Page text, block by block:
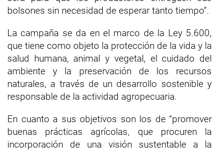
bolsones sin necesidad de esperar tanto tiempo”.
La campaña se da en el marco de la Ley 5.600,
que tiene como objeto la protección de la vida y la
salud humana, animal y vegetal, el cuidado del
ambiente y la preservación de los recursos
naturales, a través de un desarrollo sostenible y
responsable de la actividad agropecuaria.
En cuanto a sus objetivos son los de “promover
buenas prácticas agrícolas, que procuren la
incorporación de una visión sustentable a la